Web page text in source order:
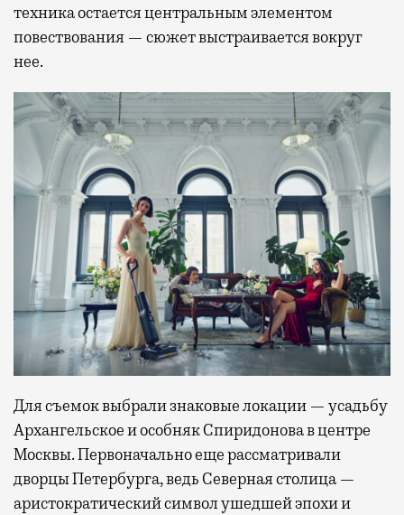
техника остается центральным элементом
повествования — сюжет выстраивается вокруг
нее.
Для съемок выбрали знаковые локации — усадьбу
Архангельское и особняк Спиридонова в центре
Москвы. Первоначально еще рассматривали
дворцы Петербурга, ведь Северная столица —
аристократический символ ушедшей эпохи и